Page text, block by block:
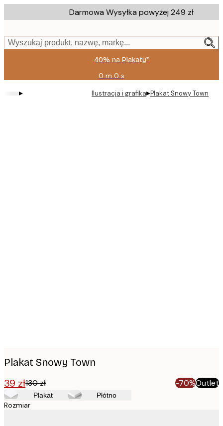
to
content.
Darmowa Wysyłka powyżej 249 zł
Wyszukaj produkt, nazwę, markę...
40% na Plakaty*
0 m 0 s
Ważny
do:
2026-
▸ Ilustracja i grafika▸Plakat Snowy Town
Plakat Snowy Town
39 zł130 zł -70%Outlet
Plakat Płótno
Rozmiar